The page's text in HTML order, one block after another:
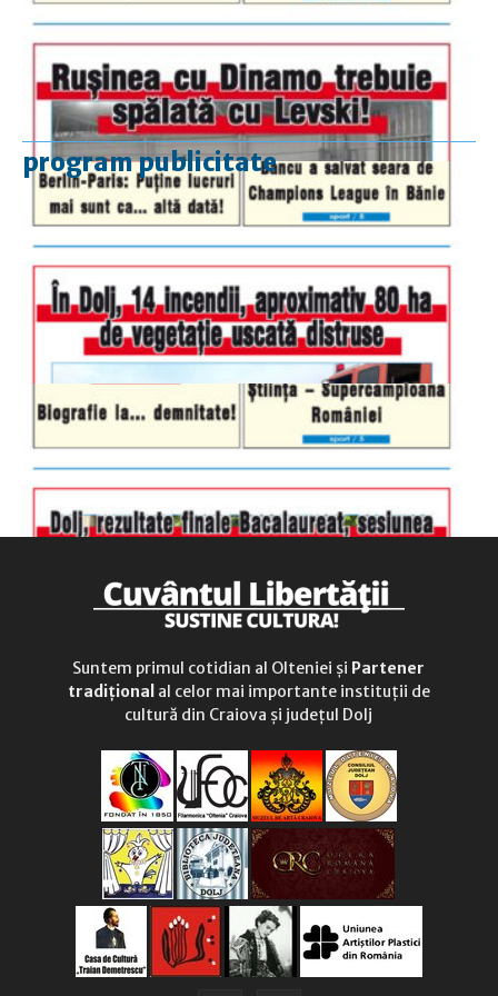
program publicitate
luni-vineri
9.00 - 17.00
duminică
9.00 - 12.00
Suntem primul cotidian al Olteniei și Partener
tradițional al celor mai importante instituții de
cultură din Craiova și județul Dolj